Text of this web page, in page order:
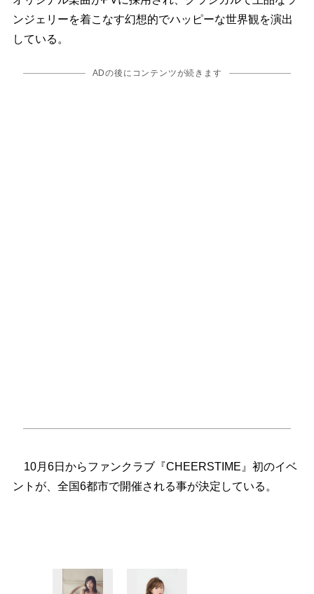
ンジェリーを着こなす幻想的でハッピーな世界観を演出
している。
ADの後にコンテンツが続きます
10月6日からファンクラブ『CHEERSTIME』初のイベ
ントが、全国6都市で開催される事が決定している。